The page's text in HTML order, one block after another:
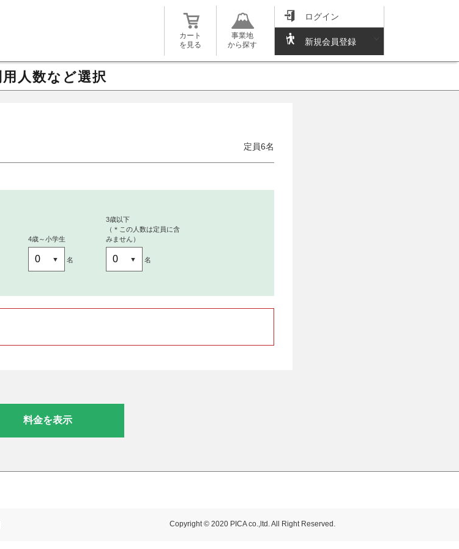
カート
を見る
事業地
から探す
ログイン
新規会員登録
用人数など選択
定員6名
4歳～小学生
名
3歳以下
（＊この人数は定員に含
みません）
名
料金を表示
Copyright © 2020 PICA co.,ltd. All Right Reserved.